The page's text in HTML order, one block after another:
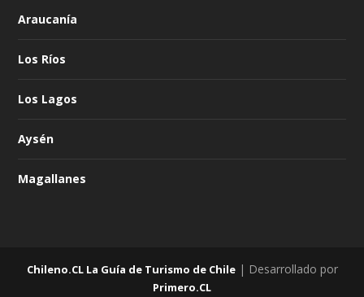
Araucanía
Los Ríos
Los Lagos
Aysén
Magallanes
Chileno.CL La Guía de Turismo de Chile| Desarrollado por
Primero.CL